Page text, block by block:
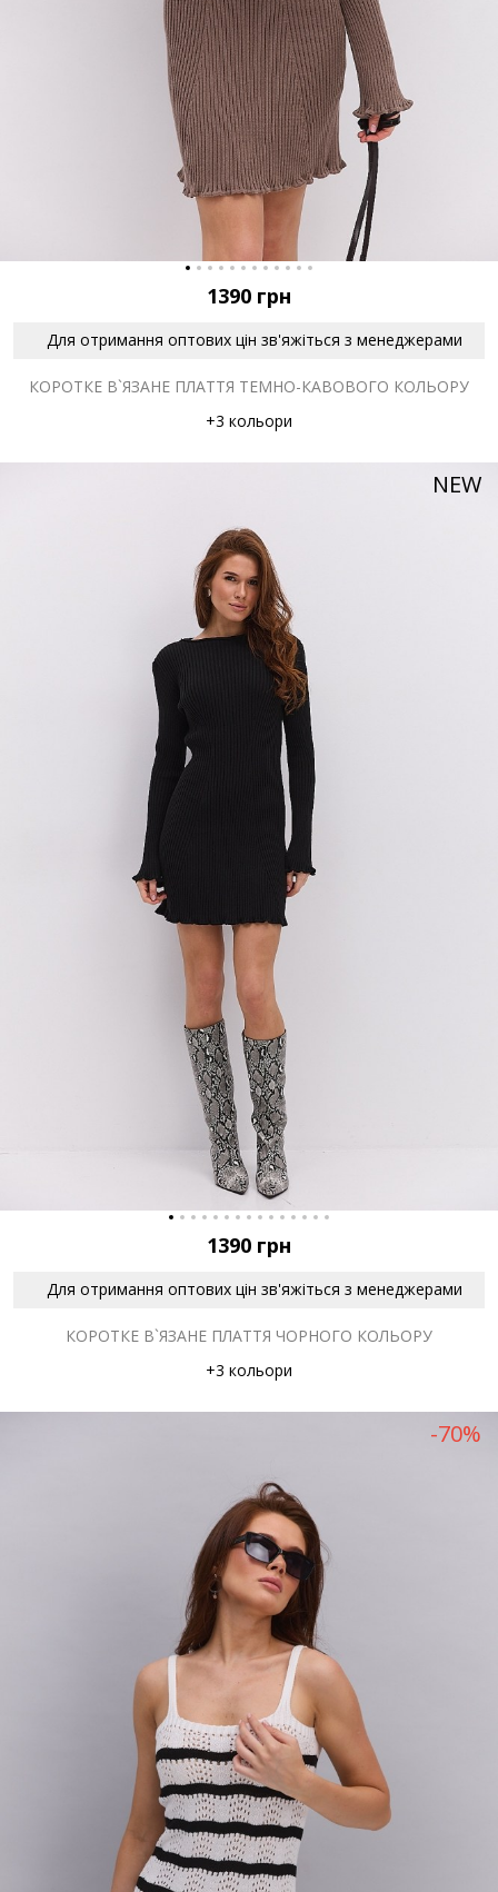
1390 грн
Для отримання оптових цін зв'яжіться з менеджерами
КОРОТКЕ В`ЯЗАНЕ ПЛАТТЯ ТЕМНО-КАВОВОГО КОЛЬОРУ
+3 кольори
NEW
1390 грн
Для отримання оптових цін зв'яжіться з менеджерами
КОРОТКЕ В`ЯЗАНЕ ПЛАТТЯ ЧОРНОГО КОЛЬОРУ
+3 кольори
-70%